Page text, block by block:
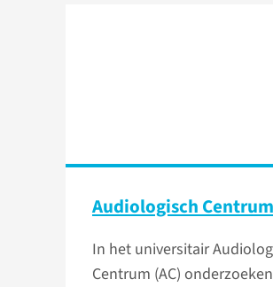
Audiologisch Centrum
In het universitair
Centrum (AC)